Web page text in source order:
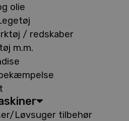
olie
/ redskaber
m.m.
Løvsuger tilbehør